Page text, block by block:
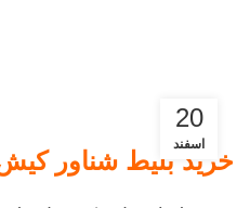
20
اسفند
خرید بلیط شناور